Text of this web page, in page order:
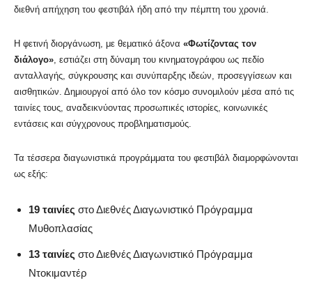
διεθνή απήχηση του φεστιβάλ ήδη από την πέμπτη του χρονιά.
Η φετινή διοργάνωση, με θεματικό άξονα «Φωτίζοντας τον
διάλογο», εστιάζει στη δύναμη του κινηματογράφου ως πεδίο
ανταλλαγής, σύγκρουσης και συνύπαρξης ιδεών, προσεγγίσεων και
αισθητικών. Δημιουργοί από όλο τον κόσμο συνομιλούν μέσα από τις
ταινίες τους, αναδεικνύοντας προσωπικές ιστορίες, κοινωνικές
εντάσεις και σύγχρονους προβληματισμούς.
Τα τέσσερα διαγωνιστικά προγράμματα του φεστιβάλ διαμορφώνονται
ως εξής:
19 ταινίες στο Διεθνές Διαγωνιστικό Πρόγραμμα
Μυθοπλασίας
13 ταινίες στο Διεθνές Διαγωνιστικό Πρόγραμμα
Ντοκιμαντέρ